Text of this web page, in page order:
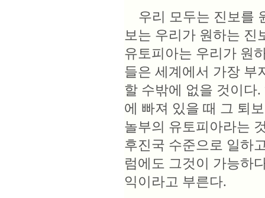
우리 모두는 진보를
보는 우리가 원하는 진
유토피아는 우리가 원
들은 세계에서 가장 부
할 수밖에 없을 것이다
에 빠져 있을 때 그 퇴
놀부의 유토피아라는
후진국 수준으로 일하
럼에도 그것이 가능하
익이라고 부른다.